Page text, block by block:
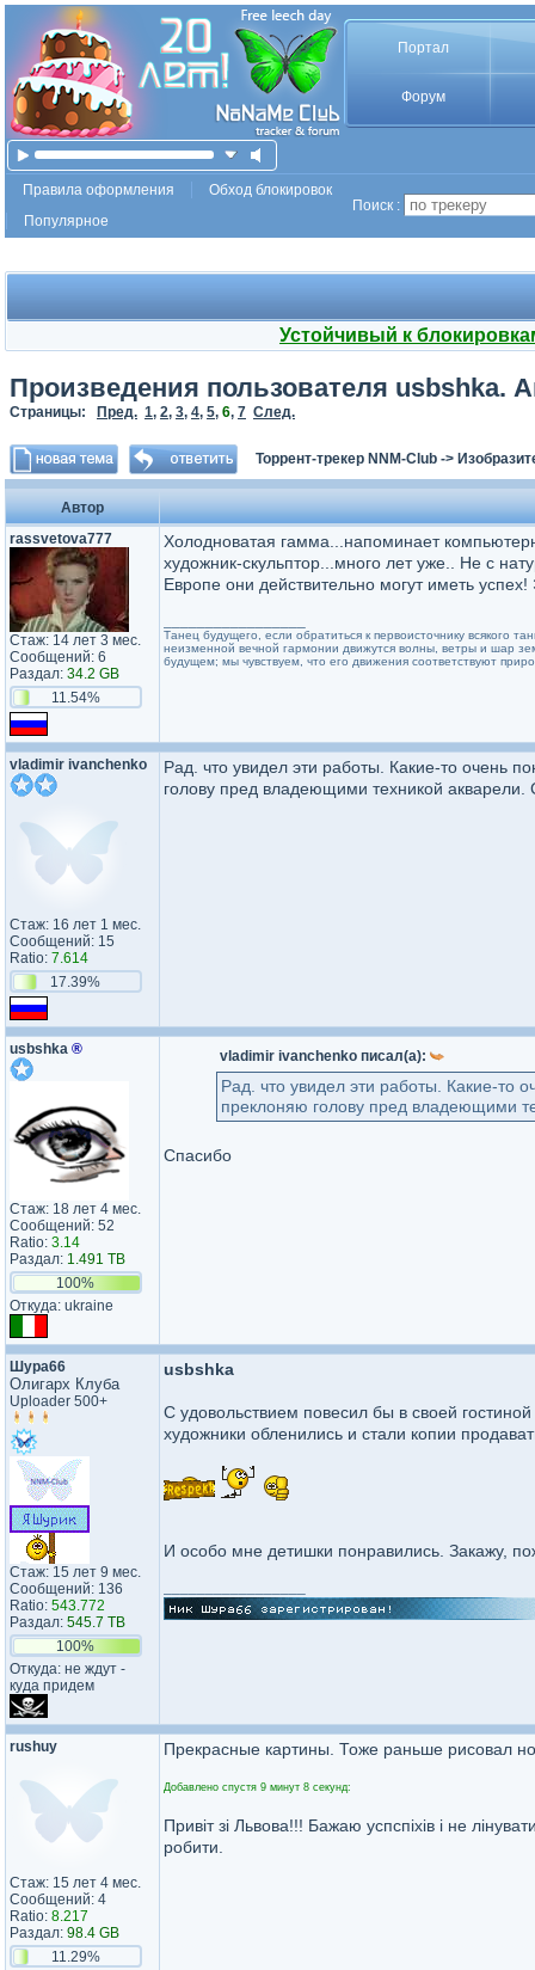
Портал
Форум
Правила оформления
Обход блокировок
Популярное
Поиск :
Устойчивый к
Произведения пользователя usbshka.
Страницы: Пред. 1, 2, 3, 4, 5, 6, 7 След.
Торрент-трекер NNM-Club ->
Автор
rassvetova777
Стаж: 14 лет 3 мес.
Сообщений: 6
Раздал: 34.2 GB
11.54%
Холодноватая гамма...напоминает
художник-скульптор...много лет уже.. Не с
Европе они действительно могут иметь
Танец будущего, если обратиться к первоисточнику всякого
неизменной вечной гармонии движутся волны, ветры и шар
будущем; мы чувствуем, что его движения соответствуют
vladimir ivanchenko
Стаж: 16 лет 1 мес.
Сообщений: 15
Ratio: 7.614
17.39%
Рад. что увидел эти работы. Какие-то очень
голову пред владеющими техникой
usbshka ®
Стаж: 18 лет 4 мес.
Сообщений: 52
Ratio: 3.14
Раздал: 1.491 TB
100%
Откуда: ukraine
vladimir ivanchenko писал(а):
Рад. что увидел эти работы. Какие-то
преклоняю голову пред владеющими
Спасибо
Шура66
Олигарх Клуба
Uploader 500+
Стаж: 15 лет 9 мес.
Сообщений: 136
Ratio: 543.772
Раздал: 545.7 TB
100%
Откуда: не ждут -
куда придем
usbshka
С удовольствием повесил бы в своей
художники обленились и стали копии
И особо мне детишки понравились. Закажу,
rushuy
Стаж: 15 лет 4 мес.
Сообщений: 4
Ratio: 8.217
Раздал: 98.4 GB
11.29%
Прекрасные картины. Тоже раньше рисовал
Добавлено спустя 9 минут 8 секунд:
Привіт зі Львова!!! Бажаю успспіхів і не
робити.